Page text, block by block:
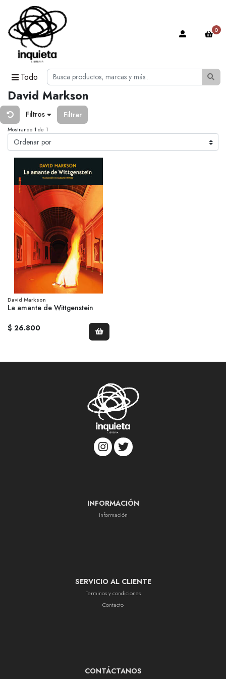
Todo
0
David Markson
Filtros Filtrar
Mostrando 1 de 1
David Markson
La amante de Wittgenstein
$ 26.800
INFORMACIÓN
Información
SERVICIO AL CLIENTE
Terminos y condiciones
Contacto
CONTÁCTANOS